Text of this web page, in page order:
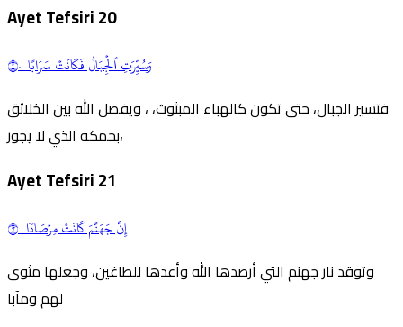
Ayet Tefsiri20
وَسُيِّرَتِ ٱلۡجِبَالُ فَكَانَتۡ سَرَابًا ٢٠
فتسير الجبال، حتى تكون كالهباء المبثوث، ، ويفصل الله بين الخلائق
بحمكه الذي لا يجور،
Ayet Tefsiri21
إِنَّ جَهَنَّمَ كَانَتۡ مِرۡصَادٗا ٢١
وتوقد نار جهنم التي أرصدها الله وأعدها للطاغين، وجعلها مثوى
لهم ومآبا